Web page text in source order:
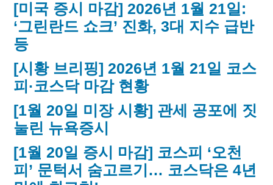
[미국 증시 마감] 2026년 1월 21일:
‘그린란드 쇼크’ 진화, 3대 지수 급반
등
[시황 브리핑] 2026년 1월 21일 코스
피·코스닥 마감 현황
[1월 20일 미장 시황] 관세 공포에 짓
눌린 뉴욕증시
[1월 20일 증시 마감] 코스피 ‘오천
피’ 문턱서 숨고르기… 코스닥은 4년